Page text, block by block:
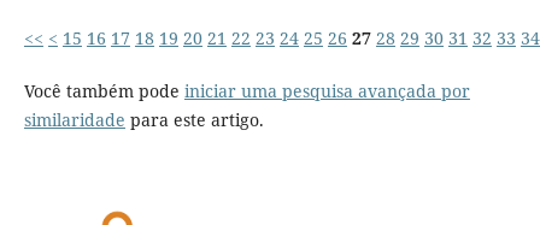
<< < 15 16 17 18 19 20 21 22 23 24 25 26 27 28 29 30 31 32 33 34
Você também pode iniciar uma pesquisa avançada por
similaridade para este artigo.